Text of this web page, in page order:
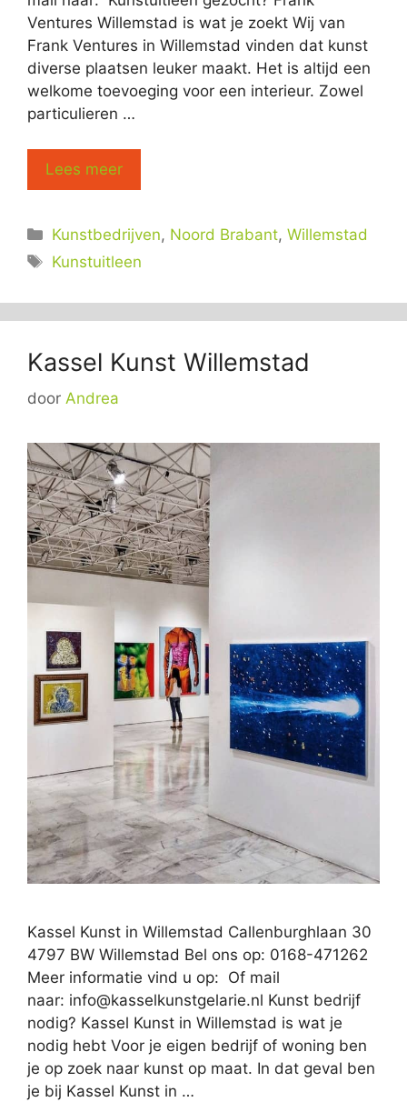
Ventures Willemstad is wat je zoekt Wij van
Frank Ventures in Willemstad vinden dat kunst
diverse plaatsen leuker maakt. Het is altijd een
welkome toevoeging voor een interieur. Zowel
particulieren …
Lees meer
Categorieën
Kunstbedrijven, Noord Brabant,Willemstad
Tags
Kunstuitleen
Kassel Kunst Willemstad
door Andrea
Kassel Kunst in Willemstad Callenburghlaan 30
4797 BW Willemstad Bel ons op: 0168-471262
Meer informatie vind u op: Of mail
naar: info@kasselkunstgelarie.nl Kunst bedrijf
nodig? Kassel Kunst in Willemstad is wat je
nodig hebt Voor je eigen bedrijf of woning ben
je op zoek naar kunst op maat. In dat geval ben
je bij Kassel Kunst in …